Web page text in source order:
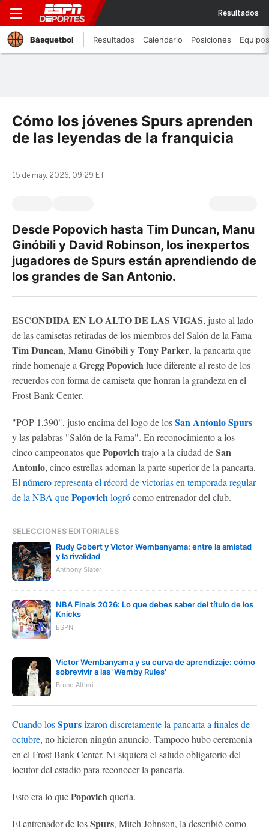
Resultados
Básquetbol Resultados Calendario Posiciones Equipos
Cómo los jóvenes Spurs aprenden
de las leyendas de la franquicia
15 de may, 2026, 09:29 ET
Desde Popovich hasta Tim Duncan, Manu
Ginóbili y David Robinson, los inexpertos
jugadores de Spurs están aprendiendo de
los grandes de San Antonio.
ESCONDIDA EN LO ALTO DE LAS VIGAS, justo al lado
de las camisetas retiradas de los miembros del Salón de la Fama
Tim Duncan, Manu GinóbiliyTony Parker, la pancarta que
rinde homenaje a Gregg Popovichluce diferente al resto de los
recuerdos con forma de camiseta que honran la grandeza en el
Frost Bank Center.
"POP 1,390", justo encima del logo de losSan Antonio Spurs
y las palabras "Salón de la Fama". En reconocimiento a los
cinco campeonatos quePopovichtrajo a la ciudad deSan
Antonio, cinco estrellas adornan la parte superior de la pancarta.
El número representa el récord de victorias en temporada regular
de la NBA quePopovichlogrócomo entrenador del club.
SELECCIONES EDITORIALES
Rudy Gobert y Victor Wembanyama: entre la amistad
y la rivalidad
Anthony Slater
NBA Finals 2026: Lo que debes saber del título de los
Knicks
ESPN
Victor Wembanyama y su curva de aprendizaje: cómo
sobrevivir a las 'Wemby Rules'
Bruno Altieri
Cuando losSpursizaron discretamente la pancarta a finales de
octubre, no hicieron ningún anuncio. Tampoco hubo ceremonia
en el Frost Bank Center. Ni siquiera el saludo obligatorio del
locutor del estadio para reconocer la pancarta.
Esto era lo quePopovichquería.
El entrenador de losSpurs, Mitch Johnson, la describió como